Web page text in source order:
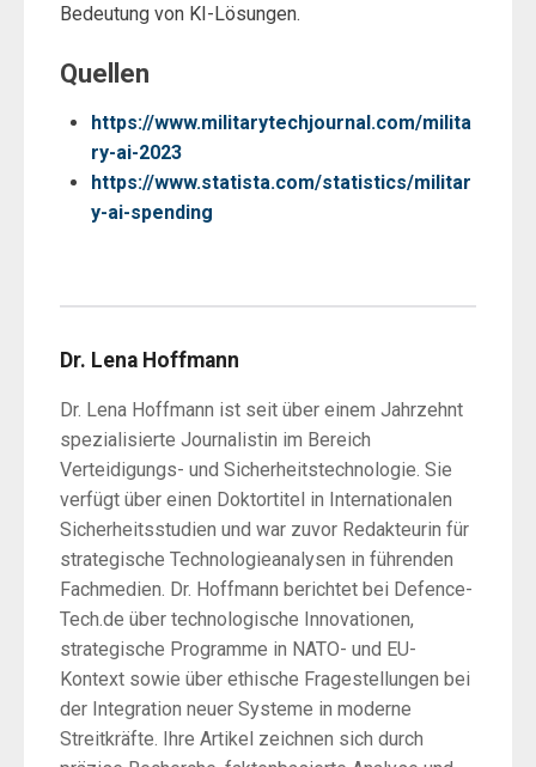
Bedeutung von KI-Lösungen.
Quellen
https://www.militarytechjournal.com/milita
ry-ai-2023
https://www.statista.com/statistics/militar
y-ai-spending
Dr. Lena Hoffmann
Dr. Lena Hoffmann ist seit über einem Jahrzehnt
spezialisierte Journalistin im Bereich
Verteidigungs- und Sicherheitstechnologie. Sie
verfügt über einen Doktortitel in Internationalen
Sicherheitsstudien und war zuvor Redakteurin für
strategische Technologieanalysen in führenden
Fachmedien. Dr. Hoffmann berichtet bei Defence-
Tech.de über technologische Innovationen,
strategische Programme in NATO- und EU-
Kontext sowie über ethische Fragestellungen bei
der Integration neuer Systeme in moderne
Streitkräfte. Ihre Artikel zeichnen sich durch